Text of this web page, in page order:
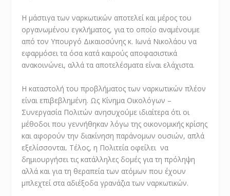
Η μάστιγα των ναρκωτικών αποτελεί και μέρος του
οργανωμένου εγκλήματος, για το οποίο αναμένουμε
από τον Υπουργό Δικαιοσύνης κ. Ιωνά Νικολάου να
εφαρμόσει τα όσα κατά καιρούς αποφασιστικά
ανακοινώνει, αλλά τα αποτελέσματα είναι ελάχιστα.
Η καταστολή του προβλήματος των ναρκωτικών πλέον
είναι επιβεβλημένη. Ως Κίνημα Οικολόγων –
Συνεργασία Πολιτών ανησυχούμε ιδιαίτερα ότι οι
μέθοδοι που γεννήθηκαν λόγω της οικονομικής κρίσης
και αφορούν την διακίνηση παράνομων ουσιών, απλά
εξελίσσονται. Τέλος, η Πολιτεία οφείλει να
δημιουργήσει τις κατάλληλες δομές για τη πρόληψη
αλλά και για τη θεραπεία των ατόμων που έχουν
μπλεχτεί στα αδιέξοδα γρανάζια των ναρκωτικών.